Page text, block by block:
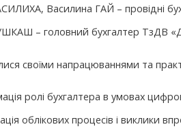
Василина ГАЙ – провідні
– головний бухгалтер ТзДВ
своїми напрацюваннями та
ролі бухгалтера в умовах
облікових процесів і виклики